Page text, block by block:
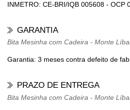
INMETRO: CE-BRI/IQB 005608 - OCP
GARANTIA
Bita Mesinha com Cadeira - Monte
Garantia: 3 meses contra defeito de
PRAZO DE ENTREGA
Bita Mesinha com Cadeira - Monte